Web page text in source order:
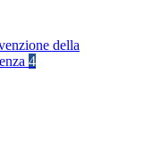
della
4